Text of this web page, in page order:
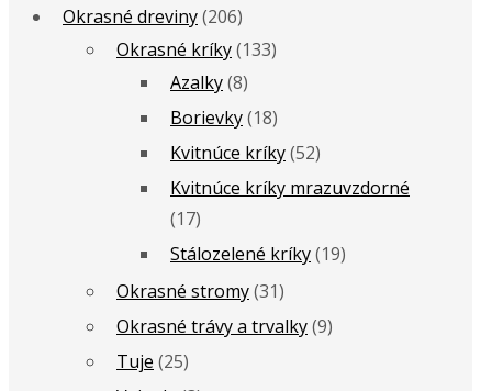
Okrasné dreviny(206)
Okrasné kríky(133)
Azalky(8)
Borievky(18)
Kvitnúce kríky(52)
Kvitnúce kríky mrazuvzdorné
(17)
Stálozelené kríky(19)
Okrasné stromy(31)
Okrasné trávy a trvalky(9)
Tuje (25)